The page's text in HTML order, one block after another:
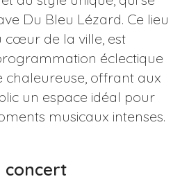
Du Bleu Lézard. Ce lieu
cœur de la ville, est
éclectique
chaleureuse, offrant aux
un espace idéal pour
musicaux intenses.
concert